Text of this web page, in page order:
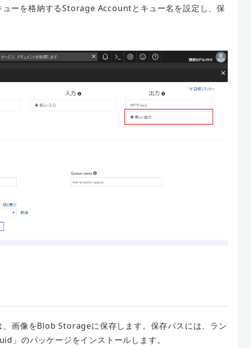
ーを格納するStorage Accountとキュー名を設定し、保
画像をBlob Storageに保存します。保存パスには、ラン
」のパッケージをインストールします。